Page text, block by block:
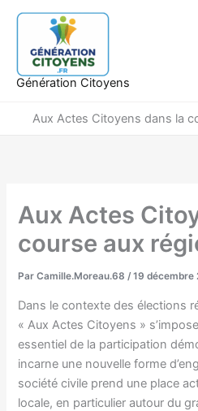
Aller
contenu
Génération Citoyens
Aux Actes Citoyens dans la
Aux Actes
course aux
ParCamille.Moreau.68/19 décembre
Dans le contexte des élections
« Aux Actes Citoyens »
essentiel de la participation
incarne une nouvelle forme
société civile prend une place
locale, en particulier autour du